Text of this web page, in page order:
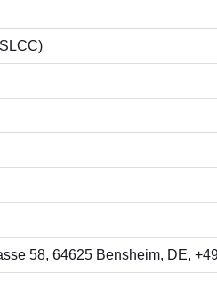
58, 64625 Bensheim, DE,